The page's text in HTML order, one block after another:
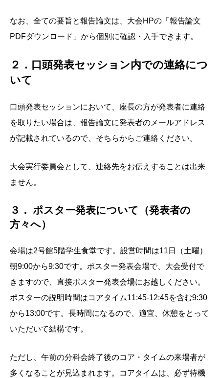
なお、全ての要旨と報告論文は、大会HPの「報告論文
PDFダウンロード」から個別に確認・入手できます。
２．口頭発表セッション内での連絡につ
いて
口頭発表セッションにおいて、座長の方が発表者に連絡
を取りたい場合は、報告論文に発表者のメールアドレス
が記載されているので、そちらからご連絡ください。
大会実行委員会として、連絡先をお伝えすることは出来
ません。
３． ポスター発表について（発表者の
方々へ）
会場は2号館5階学生食堂です。設営時間は11日（土曜）
朝9:00から9:30です。ポスター発表会場で、大会受付で
きますので、直接ポスター発表会場にお越しください。
ポスターの説明時間はコアタイム11:45-12:45を含む9:30
から13:00です。長時間になるので、適宜、休憩をとって
いただいて結構です。
ただし、午前の分科会終了後のコア・タイムの来場者が
多くなることが見込まれます。コアタイムは、必ず待機